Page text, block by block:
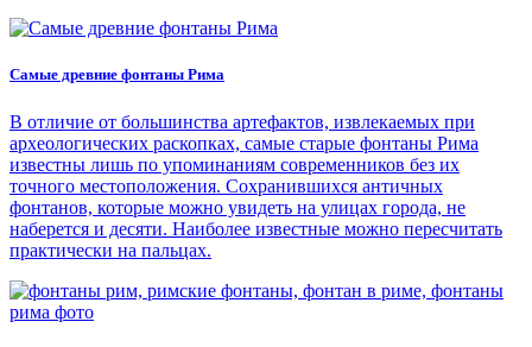
Самые древние фонтаны Рима
В отличие от большинства артефактов, извлекаемых при
археологических раскопках, самые старые фонтаны Рима
известны лишь по упоминаниям современников без их
точного местоположения. Сохранившихся античных
фонтанов, которые можно увидеть на улицах города, не
наберется и десяти. Наиболее известные можно пересчитать
практически на пальцах.